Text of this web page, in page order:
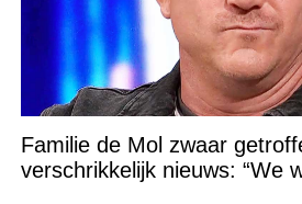
Familie de Mol zwaar
verschrikkelijk nieuws: “We